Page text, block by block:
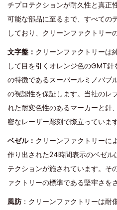
チプロテクションが耐久性と真正
可能な部品に至るまで、すべての
しており、クリーンファクトリー
文字盤： クリーンファクトリーは
して目を引くオレンジ色のGMT
の特徴であるスーパールミノバブ
の視認性を保証します。当社のレ
れた耐変色性のあるマーカーと針
密なレーザー彫刻で際立っています
ベゼル： クリーンファクトリーに
作り出された24時間表示のベゼル
テクションが施されています。そ
ァクトリーの標準である堅牢さを
風防 ：クリーンファクトリーは